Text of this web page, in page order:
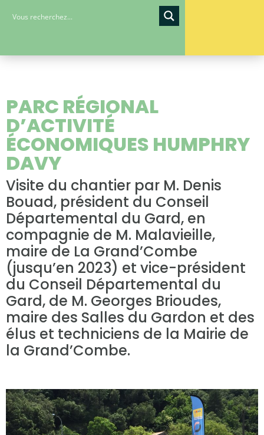
PARC RÉGIONAL
D’ACTIVITÉ
ÉCONOMIQUES HUMPHRY
DAVY
Visite du chantier par M. Denis
Bouad, président du Conseil
Départemental du Gard, en
compagnie de M. Malavieille,
maire de La Grand’Combe
(jusqu’en 2023) et vice-président
du Conseil Départemental du
Gard, de M. Georges Brioudes,
maire des Salles du Gardon et des
élus et techniciens de la Mairie de
la Grand’Combe.